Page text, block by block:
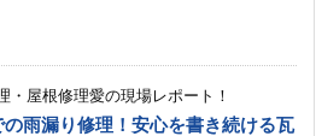
・屋根修理愛の現場レポート！
雨漏り修理！安心を書き続ける瓦